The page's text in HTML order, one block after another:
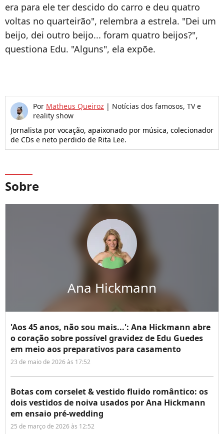
era para ele ter descido do carro e deu quatro
voltas no quarteirão", relembra a estrela. "Dei um
beijo, dei outro beijo... foram quatro beijos?",
questiona Edu. "Alguns", ela expõe.
Por Matheus Queiroz | Notícias dos famosos, TV e
reality show
Jornalista por vocação, apaixonado por música, colecionador
de CDs e neto perdido de Rita Lee.
Sobre
Ana Hickmann
'Aos 45 anos, não sou mais...': Ana Hickmann abre
o coração sobre possível gravidez de Edu Guedes
em meio aos preparativos para casamento
23 de maio de 2026 às 17:52
Botas com corselet & vestido fluido romântico: os
dois vestidos de noiva usados por Ana Hickmann
em ensaio pré-wedding
25 de março de 2026 às 12:52